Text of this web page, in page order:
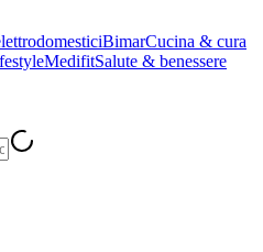
BimarCucina & cura
MedifitSalute & benessere